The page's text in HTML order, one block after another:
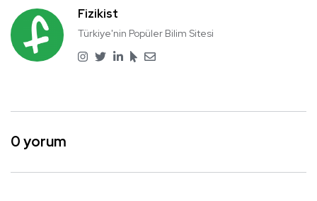
Fizikist
Türkiye'nin Popüler Bilim Sitesi
0 yorum